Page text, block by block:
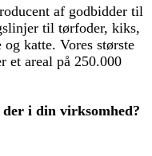
af godbidder til
til tørfoder, kiks,
katte. Vores største
et areal på 250.000
i din virksomhed?